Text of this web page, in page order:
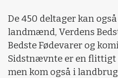
De 450 deltager kan
landmænd, Verdens
Bedste Fødevarer og
Sidstnævnte er en
men kom også i